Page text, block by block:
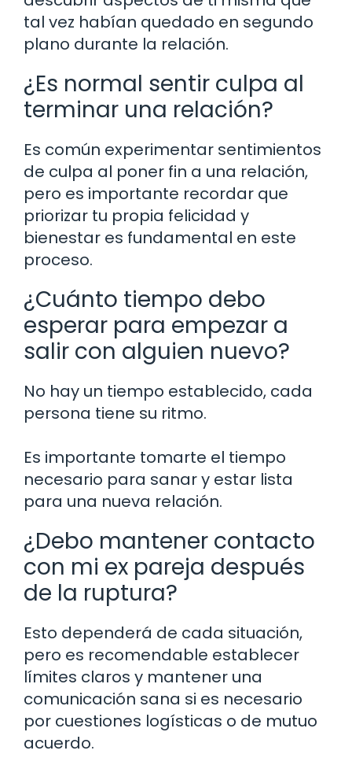
tal vez habían quedado en segundo
plano durante la relación.
¿Es normal sentir culpa al
terminar una relación?
Es común experimentar sentimientos
de culpa al poner fin a una relación,
pero es importante recordar que
priorizar tu propia felicidad y
bienestar es fundamental en este
proceso.
¿Cuánto tiempo debo
esperar para empezar a
salir con alguien nuevo?
No hay un tiempo establecido, cada
persona tiene su ritmo.
Es importante tomarte el tiempo
necesario para sanar y estar lista
para una nueva relación.
¿Debo mantener contacto
con mi ex pareja después
de la ruptura?
Esto dependerá de cada situación,
pero es recomendable establecer
límites claros y mantener una
comunicación sana si es necesario
por cuestiones logísticas o de mutuo
acuerdo.